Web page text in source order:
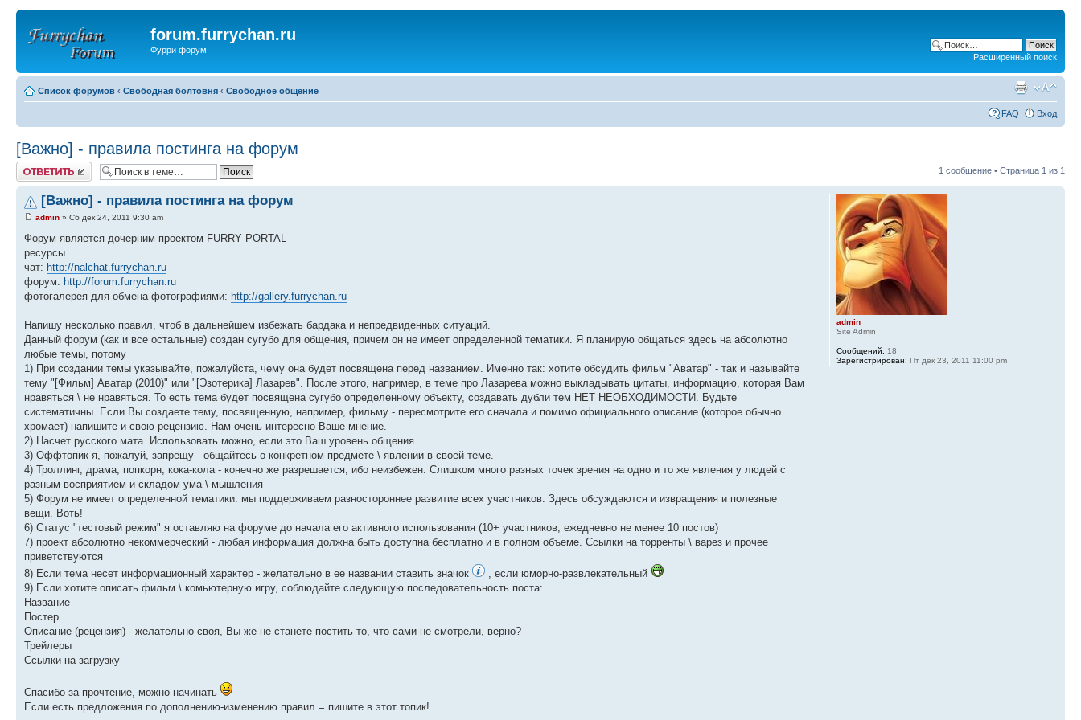
forum.furrychan.ru
Фурри форум
Расширенный поиск
Список форумов ‹ Свободная болтовня ‹ Свободное общение
FAQ Вход
[Важно] - правила постинга на форум
Ответить 1 сообщение • Страница 1 из 1
[Важно] - правила постинга на форум
admin » Сб дек 24, 2011 9:30 am
Форум является дочерним проектом FURRY PORTAL
ресурсы
чат: http://nalchat.furrychan.ru
форум: http://forum.furrychan.ru
фотогалерея для обмена фотографиями: http://gallery.furrychan.ru
Напишу несколько правил, чтоб в дальнейшем избежать бардака и непредвиденных ситуаций.
Данный форум (как и все остальные) создан сугубо для общения, причем он не имеет определенной тематики. Я планирую общаться здесь на абсолютно
любые темы, потому
1) При создании темы указывайте, пожалуйста, чему она будет посвящена перед названием. Именно так: хотите обсудить фильм "Аватар" - так и называйте
тему "[Фильм] Аватар (2010)" или "[Эзотерика] Лазарев". После этого, например, в теме про Лазарева можно выкладывать цитаты, информацию, которая Вам
нравяться \ не нравяться. То есть тема будет посвящена сугубо определенному объекту, создавать дубли тем НЕТ НЕОБХОДИМОСТИ. Будьте
систематичны. Если Вы создаете тему, посвященную, например, фильму - пересмотрите его сначала и помимо официального описание (которое обычно
хромает) напишите и свою рецензию. Нам очень интересно Ваше мнение.
2) Насчет русского мата. Использовать можно, если это Ваш уровень общения.
3) Оффтопик я, пожалуй, запрещу - общайтесь о конкретном предмете \ явлении в своей теме.
4) Троллинг, драма, попкорн, кока-кола - конечно же разрешается, ибо неизбежен. Слишком много разных точек зрения на одно и то же явления у людей с
разным восприятием и складом ума \ мышления
5) Форум не имеет определенной тематики. мы поддерживаем разностороннее развитие всех участников. Здесь обсуждаются и извращения и полезные
вещи. Воть!
6) Статус "тестовый режим" я оставляю на форуме до начала его активного использования (10+ участников, ежедневно не менее 10 постов)
7) проект абсолютно некоммерческий - любая информация должна быть доступна бесплатно и в полном объеме. Ссылки на торренты \ варез и прочее
приветствуются
8) Если тема несет информационный характер - желательно в ее названии ставить значок
, если юморно-развлекательный
9) Если хотите описать фильм \ комьютерную игру, соблюдайте следующую последовательность поста:
Название
Постер
Описание (рецензия) - желательно своя, Вы же не станете постить то, что сами не смотрели, верно?
Трейлеры
Ссылки на загрузку
Спасибо за прочтение, можно начинать
Если есть предложения по дополнению-изменению правил = пишите в этот топик!
admin
Site Admin
Сообщений: 18
Зарегистрирован: Пт дек 23, 2011 11:00 pm